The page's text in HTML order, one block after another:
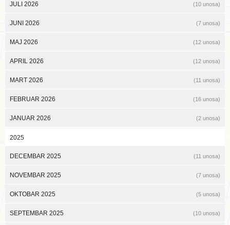
JULI 2026 (10 unosa)
JUNI 2026 (7 unosa)
MAJ 2026 (12 unosa)
APRIL 2026 (12 unosa)
MART 2026 (11 unosa)
FEBRUAR 2026 (16 unosa)
JANUAR 2026 (2 unosa)
2025
DECEMBAR 2025 (11 unosa)
NOVEMBAR 2025 (7 unosa)
OKTOBAR 2025 (5 unosa)
SEPTEMBAR 2025 (10 unosa)